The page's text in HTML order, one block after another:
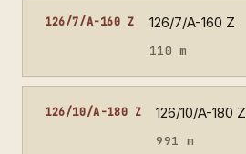
126/7/A-160 Z 126/7/A-160 Z
110 m
126/10/A-180 Z 126/10/A-180 Z
991 m